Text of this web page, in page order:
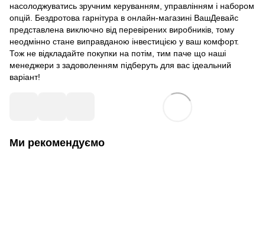
насолоджуватись зручним керуванням, управлінням і набором
опцій. Бездротова гарнітура в онлайн-магазині ВашДевайс
представлена виключно від перевірених виробників, тому
неодмінно стане виправданою інвестицією у ваш комфорт.
Тож не відкладайте покупки на потім, тим паче що наші
менеджери з задоволенням підберуть для вас ідеальний
варіант!
Ми рекомендуємо